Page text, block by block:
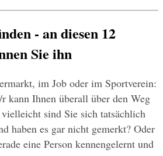
- an diesen 12
Sie ihn
im Job oder im Sportverein:
kann Ihnen überall über den Weg
sind Sie sich tatsächlich
haben es gar nicht gemerkt? Oder
eine Person kennengelernt und